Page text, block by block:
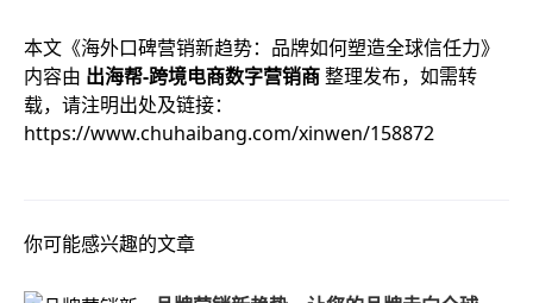
本文《海外口碑营销新趋势：品牌如何塑造全球信任力》
内容由 出海帮-跨境电商数字营销商整理发布，如需转
载，请注明出处及链接：
https://www.chuhaibang.com/xinwen/158872
你可能感兴趣的文章